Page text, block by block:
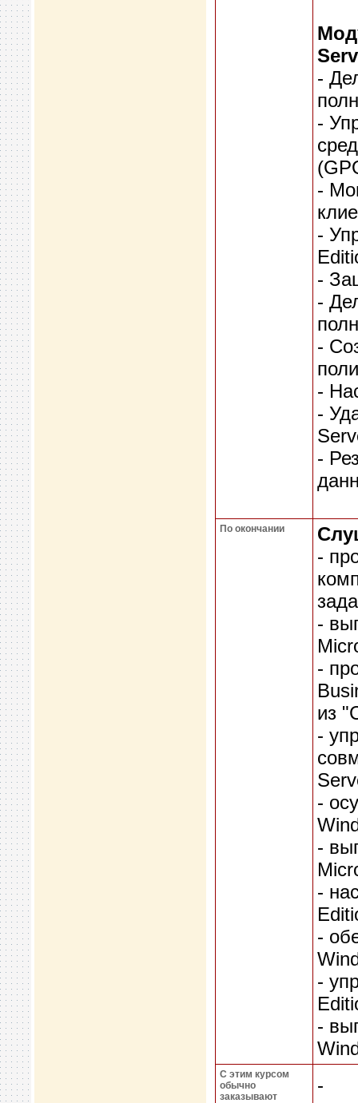
-
-
-
-
-
-
-
-
-
-
По окончании
-
-
-
из
-
-
-
-
-
-
-
С этим курсом
обычно
заказывают
-